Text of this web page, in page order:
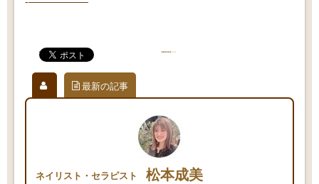
最新の記事
ネイリスト・セラピスト 松本成美